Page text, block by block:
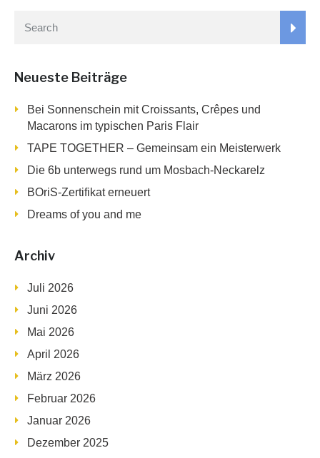
Neueste Beiträge
Bei Sonnenschein mit Croissants, Crêpes und
Macarons im typischen Paris Flair
TAPE TOGETHER – Gemeinsam ein Meisterwerk
Die 6b unterwegs rund um Mosbach-Neckarelz
BOriS-Zertifikat erneuert
Dreams of you and me
Archiv
Juli 2026
Juni 2026
Mai 2026
April 2026
März 2026
Februar 2026
Januar 2026
Dezember 2025